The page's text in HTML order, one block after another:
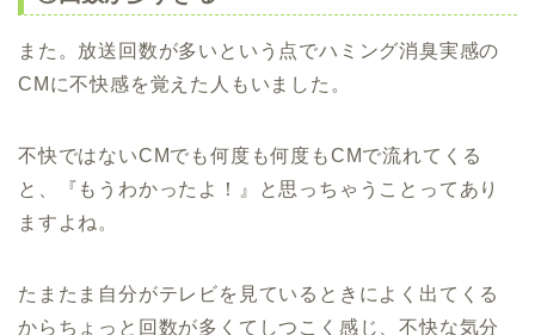
また。放送回数が多いという点でハミング消臭実感の
CMに不快感を覚えた人もいました。
不快ではないCMでも何度も何度もCMで流れてくる
と、『もうわかったよ！』と思っちゃうことってあり
ますよね。
たまたま自分がテレビを見ているときによく出てくる
からちょっと回数が多くてしつこく感じ、不快な気分